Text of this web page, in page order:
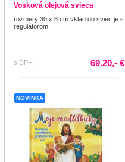
Vosková olejová svieca
rozmery 30 x 8 cm vklad do sviec je s
regulátorom
s DPH 69.20,- €
NOVINKA